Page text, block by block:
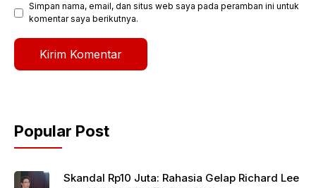
Simpan nama, email, dan situs web saya pada peramban ini untuk
komentar saya berikutnya.
Popular Post
Skandal Rp10 Juta: Rahasia Gelap Richard Lee